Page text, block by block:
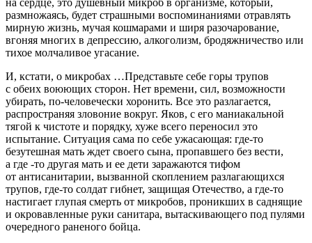
размножаясь, будет страшными воспоминаниями отравлять
мирную жизнь, мучая кошмарами и ширя разочарование,
вгоняя многих в депрессию, алкоголизм, бродяжничество или
тихое молчаливое угасание.
И, кстати, о микробах …Представьте себе горы трупов
с обеих воюющих сторон. Нет времени, сил, возможности
убирать, по-человечески хоронить. Все это разлагается,
распространяя зловоние вокруг. Яков, с его маниакальной
тягой к чистоте и порядку, хуже всего переносил это
испытание. Ситуация сама по себе ужасающая: где-то
безутешная мать ждет своего сына, пропавшего без вести,
а где -то другая мать и ее дети заражаются тифом
от антисанитарии, вызванной скоплением разлагающихся
трупов, где-то солдат гибнет, защищая Отечество, а где-то
настигает глупая смерть от микробов, проникших в саднящие
и окровавленные руки санитара, вытаскивающего под пулями
очередного раненого бойца.